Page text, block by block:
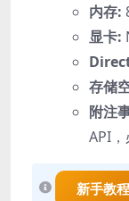
内存:
显卡:
存储
附注
API
新手教程